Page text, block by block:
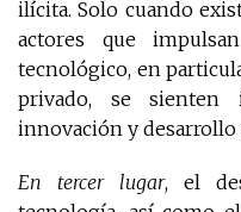
ilícita. Solo cuando
actores que
tecnológico, en
privado, se sienten
innovación y desarrollo
En tercer lugar, el